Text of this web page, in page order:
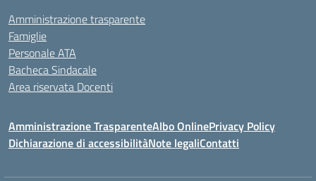
Amministrazione trasparente
Famiglie
Personale ATA
Bacheca Sindacale
Area riservata Docenti
Amministrazione TrasparenteAlbo OnlinePrivacy Policy
Dichiarazione di accessibilitàNote legaliContatti